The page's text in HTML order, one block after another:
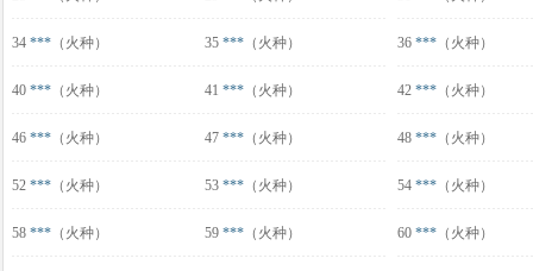
34 *** （火种） 35 *** （火种） 36 *** （火种）
40 *** （火种） 41 *** （火种） 42 *** （火种）
46 *** （火种） 47 *** （火种） 48 *** （火种）
52 *** （火种） 53 *** （火种） 54 *** （火种）
58 *** （火种） 59 *** （火种） 60 *** （火种）